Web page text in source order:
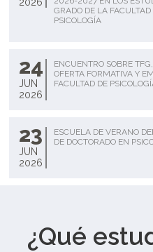
GRADO DE LA FACULTAD
PSICOLOGÍA
24
JUN
2026
ENCUENTRO SOBRE
OFERTA FORMATIVA Y
FACULTAD DE
23
JUN
2026
ESCUELA DE VERANO
DE DOCTORADO EN
¿Qué